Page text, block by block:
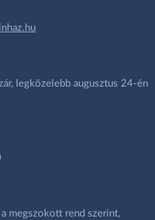
legközelebb augusztus 24-én
megszokott rend szerint,